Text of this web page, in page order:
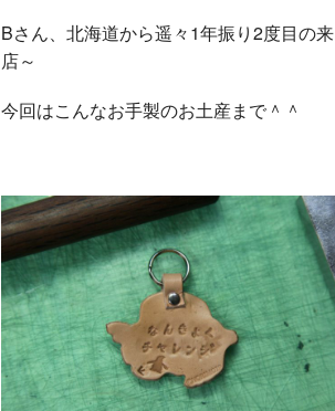
Bさん、北海道から遥々1年振り2度目の来
店～
今回はこんなお手製のお土産まで＾＾